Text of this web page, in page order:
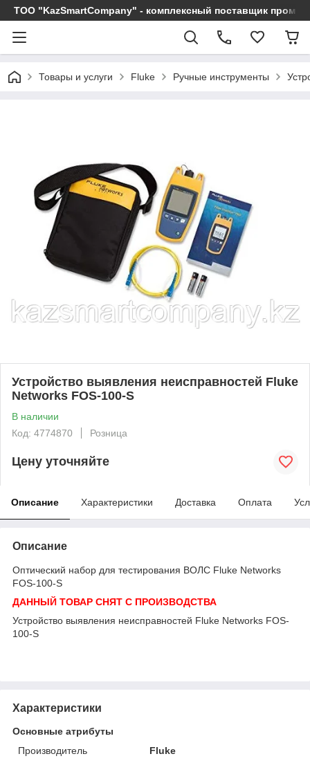
ТОО "KazSmartCompany" - комплексный поставщик
Товары и услуги Fluke Ручные инструменты
Устройство выявления неисправностей Fluke
Networks FOS-100-S
В наличии
Код: 4774870
Розница
Цену уточняйте
Описание Характеристики Доставка Оплата
Описание
Оптический набор для тестирования ВОЛС Fluke Networks
FOS-100-S
ДАННЫЙ ТОВАР СНЯТ С ПРОИЗВОДСТВА
Устройство выявления неисправностей Fluke Networks FOS-
100-S
Характеристики
Основные атрибуты
Производитель
Fluke